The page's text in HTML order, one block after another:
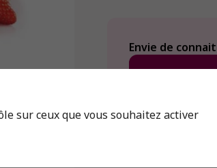
sur ceux que vous souhaitez activer
Envie de